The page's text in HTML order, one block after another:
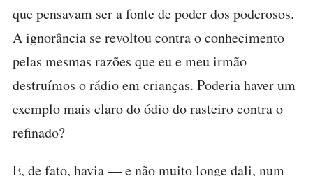
que pensavam ser a fonte de poder dos poderosos.
A ignorância se revoltou contra o conhecimento
pelas mesmas razões que eu e meu irmão
destruímos o rádio em crianças. Poderia haver um
exemplo mais claro do ódio do rasteiro contra o
refinado?
E, de fato, havia — e não muito longe dali, num